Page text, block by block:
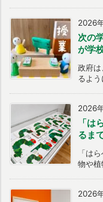
2026
次の
が学
政府
るよ
2026
「は
るま
「は
物や
2026